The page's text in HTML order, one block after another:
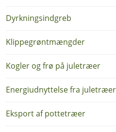
Dyrkningsindgreb
Klippegrøntmængder
Kogler og frø på juletræer
Energiudnyttelse fra juletræer
Eksport af pottetræer